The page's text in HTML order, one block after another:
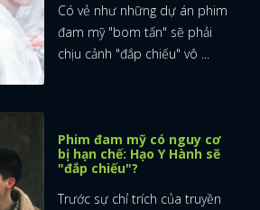
Có vẻ như những dự án phim
đam mỹ "bom tấn" sẽ phải
chịu cảnh "đắp chiếu" vô ...
Phim đam mỹ có nguy cơ
bị hạn chế: Hạo Y Hành sẽ
"đắp chiếu"?
Trước sự chỉ trích của truyền